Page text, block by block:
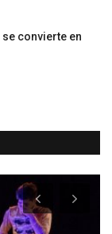
convierte en